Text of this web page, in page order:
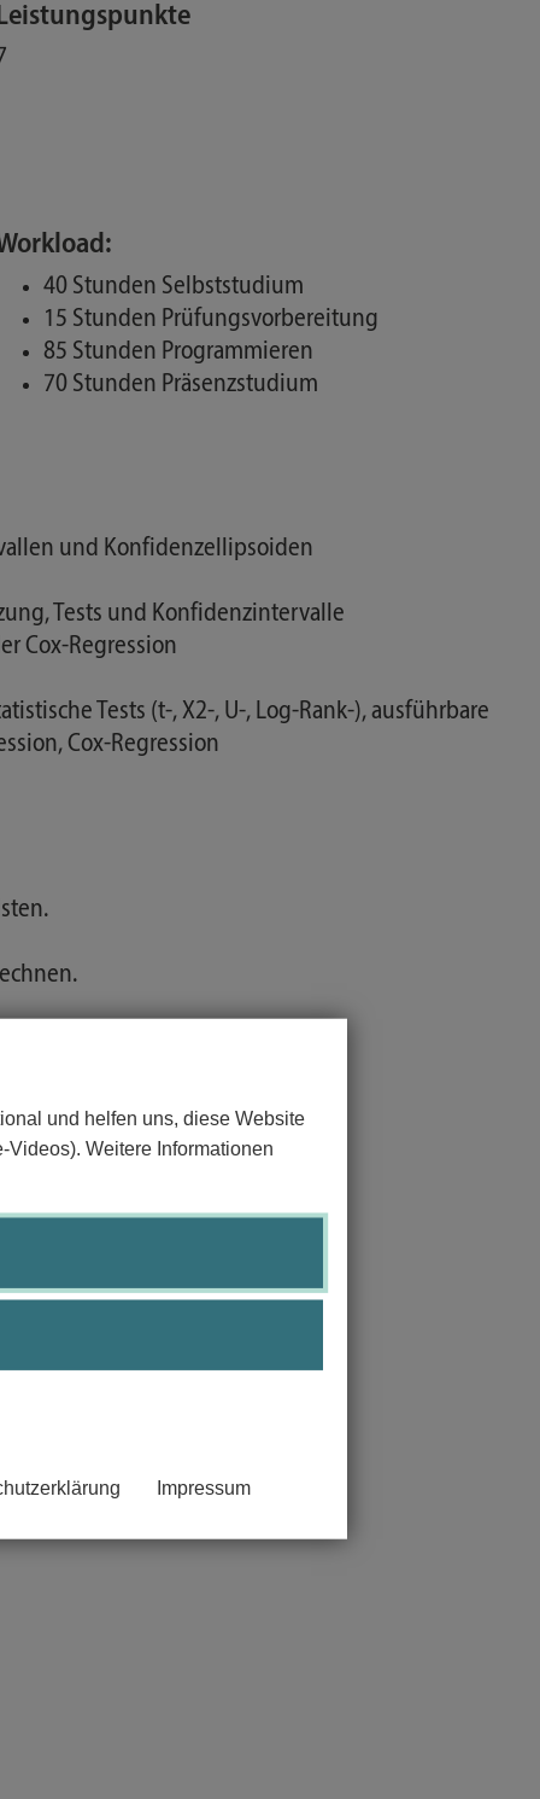
und helfen uns, diese Website
Videos). Weitere Informationen
Impressum
Leistungspunkte
40 Stunden Selbststudium
15 Stunden Prüfungsvorbereitung
85 Stunden Programmieren
70 Stunden Präsenzstudium
und Konfidenzellipsoiden
Tests und Konfidenzintervalle
Cox-Regression
Tests (t-, X2-, U-, Log-Rank-), ausführbare
Cox-Regression
wurde, interpretieren.
die Ergebnisse bewerten.
fällen.
erfüllt.